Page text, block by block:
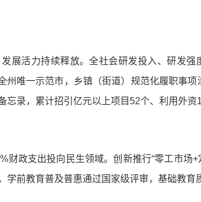
展活力持续释放。全社会研发投入、研发
州唯一示范市，乡镇（街道）规范化履职事
忘录，累计招引亿元以上项目52个、利用外资
财政支出投向民生领域。创新推行“零工市场
前教育普及普惠通过国家级评审，基础教育